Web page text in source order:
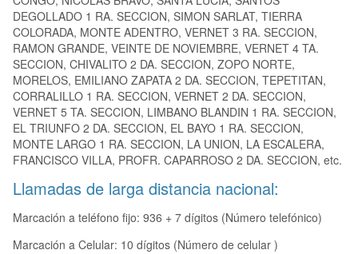
DEGOLLADO 1 RA. SECCION, SIMON SARLAT, TIERRA
COLORADA, MONTE ADENTRO, VERNET 3 RA. SECCION,
RAMON GRANDE, VEINTE DE NOVIEMBRE, VERNET 4 TA.
SECCION, CHIVALITO 2 DA. SECCION, ZOPO NORTE,
MORELOS, EMILIANO ZAPATA 2 DA. SECCION, TEPETITAN,
CORRALILLO 1 RA. SECCION, VERNET 2 DA. SECCION,
VERNET 5 TA. SECCION, LIMBANO BLANDIN 1 RA. SECCION,
EL TRIUNFO 2 DA. SECCION, EL BAYO 1 RA. SECCION,
MONTE LARGO 1 RA. SECCION, LA UNION, LA ESCALERA,
FRANCISCO VILLA, PROFR. CAPARROSO 2 DA. SECCION, etc.
Llamadas de larga distancia nacional:
Marcación a teléfono fijo: 936 + 7 dígitos (Número telefónico)
Marcación a Celular: 10 dígitos (Número de celular )